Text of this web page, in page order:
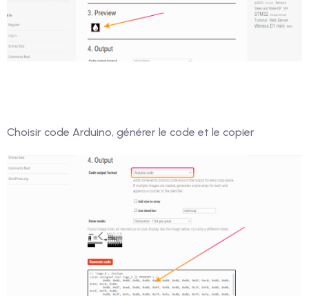
Choisir code Arduino, générer le code et le copier